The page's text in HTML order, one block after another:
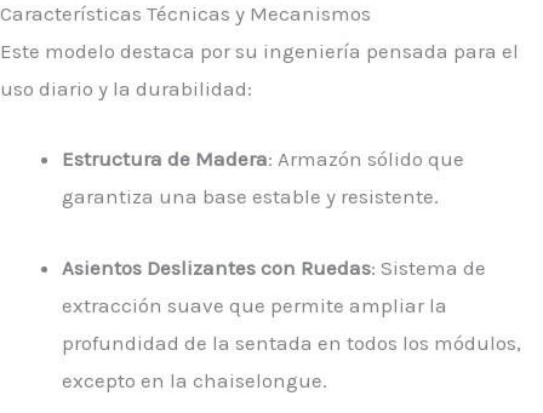
Características Técnicas y Mecanismos
Este modelo destaca por su ingeniería pensada para el
uso diario y la durabilidad:
Estructura de Madera: Armazón sólido que
garantiza una base estable y resistente.
Asientos Deslizantes con Ruedas: Sistema de
extracción suave que permite ampliar la
profundidad de la sentada en todos los módulos,
excepto en la chaiselongue.